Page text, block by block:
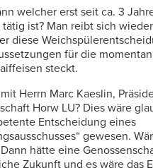
welcher erst seit ca. 3
tätig ist? Man reibt sich
diese
für die
steckt.
mit Herrn Marc Kaeslin,
Horw LU? Dies wäre
Entscheidung eines
gewesen.
hätte eine
Zukunft und es wäre das